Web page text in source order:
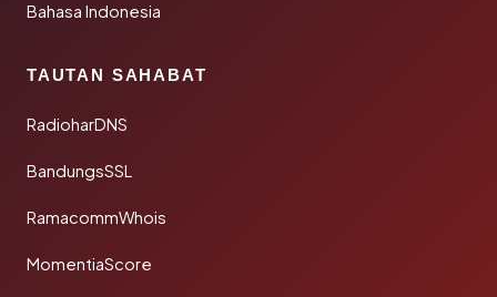
Bahasa Indonesia
TAUTAN SAHABAT
RadioharDNS
BandungsSSL
RamacommWhois
MomentiaScore